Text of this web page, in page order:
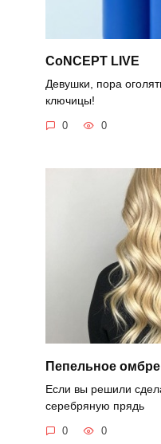
CoNCEPT LIVE
Девушки, пора
ключицы!
0 0
Пепельное омбре
Если вы решили
серебряную прядь
0 0